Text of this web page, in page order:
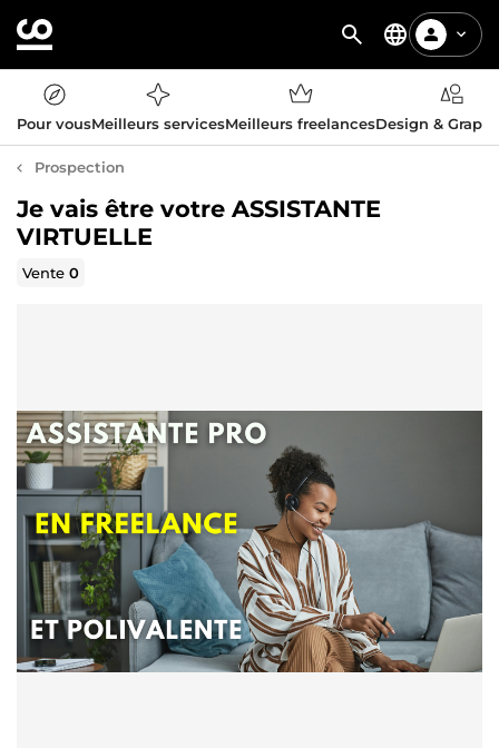
Pour vousMeilleurs servicesMeilleurs freelancesDesign &
Prospection
Je vais être votre ASSISTANTE
VIRTUELLE
Vente0